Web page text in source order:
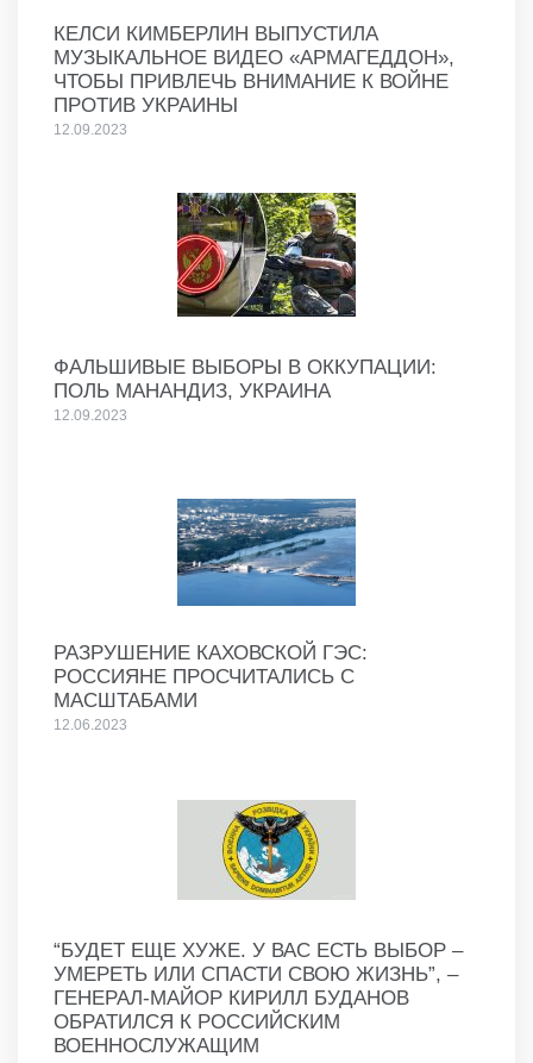
КЕЛСИ КИМБЕРЛИН ВЫПУСТИЛА
МУЗЫКАЛЬНОЕ ВИДЕО «АРМАГЕДДОН»,
ЧТОБЫ ПРИВЛЕЧЬ ВНИМАНИЕ К ВОЙНЕ
ПРОТИВ УКРАИНЫ
12.09.2023
ФАЛЬШИВЫЕ ВЫБОРЫ В ОККУПАЦИИ:
ПОЛЬ МАНАНДИЗ, УКРАИНА
12.09.2023
РАЗРУШЕНИЕ КАХОВСКОЙ ГЭС:
РОССИЯНЕ ПРОСЧИТАЛИСЬ С
МАСШТАБАМИ
12.06.2023
“БУДЕТ ЕЩЕ ХУЖЕ. У ВАС ЕСТЬ ВЫБОР –
УМЕРЕТЬ ИЛИ СПАСТИ СВОЮ ЖИЗНЬ”, –
ГЕНЕРАЛ-МАЙОР КИРИЛЛ БУДАНОВ
ОБРАТИЛСЯ К РОССИЙСКИМ
ВОЕННОСЛУЖАЩИМ